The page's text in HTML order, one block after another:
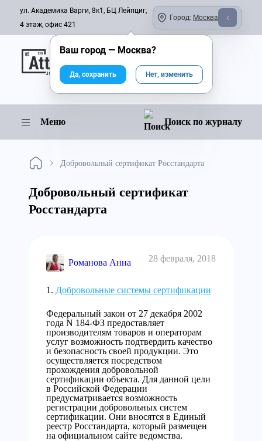
ул. Академика Варги, 8к1, БЦ Лейпциг,
4 этаж, офис 421
Город: Москва
Онлайн-журнал
Меню Поиск по журналу
Добровольный сертификат Росстандарта
Добровольный сертификат
Росстандарта
Романова Анна 28 февраля, 2018
Добровольные системы сертификации
Федеральный закон от 27 декабря 2002
года N 184-ФЗ предоставляет
производителям товаров и операторам
услуг возможность подтвердить качество
и безопасность своей продукции. Это
осуществляется посредством
прохождения добровольной
сертификации объекта. Для данной цели
в Российской Федерации
предусматривается возможность
регистрации добровольных систем
сертификации. Они вносятся в Единый
реестр Росстандарта, который размещен
на официальном сайте ведомства.
Ваш город — Москва?
Да, сохранить Нет, изменить